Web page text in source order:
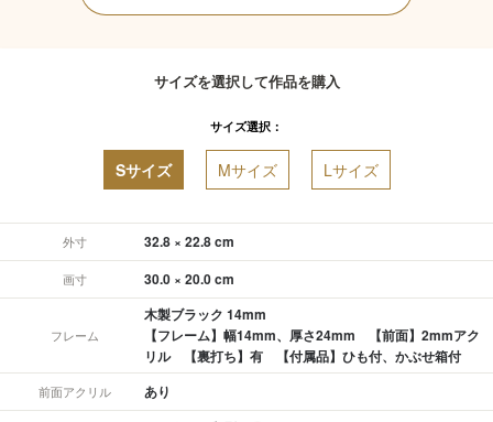
サイズを選択して作品を購入
サイズ選択：
Sサイズ Mサイズ Lサイズ
外寸 32.8 × 22.8 cm
画寸 30.0 × 20.0 cm
フレーム
木製ブラック 14mm
【フレーム】幅14mm、厚さ24mm 【前面】2mmアク
リル 【裏打ち】有 【付属品】ひも付、かぶせ箱付
前面アクリル あり